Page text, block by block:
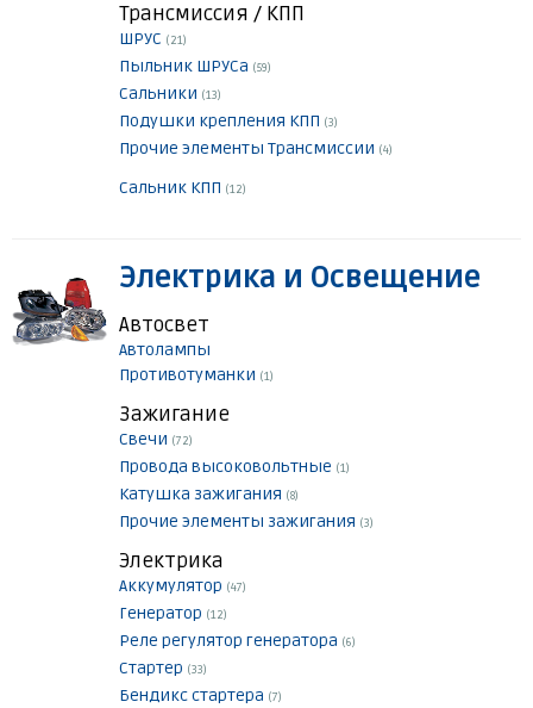
Трансмиссия / КПП
ШРУС (21)
Пыльник ШРУСа (59)
Сальники (13)
Подушки крепления КПП (3)
Прочие элементы Трансмиссии (4)
Сальник КПП (12)
Электрика и Освещение
Автосвет
Автолампы
Противотуманки (1)
Зажигание
Свечи (72)
Провода высоковольтные (1)
Катушка зажигания (8)
Прочие элементы зажигания (3)
Электрика
Аккумулятор (47)
Генератор (12)
Реле регулятор генератора (6)
Стартер (33)
Бендикс стартера (7)